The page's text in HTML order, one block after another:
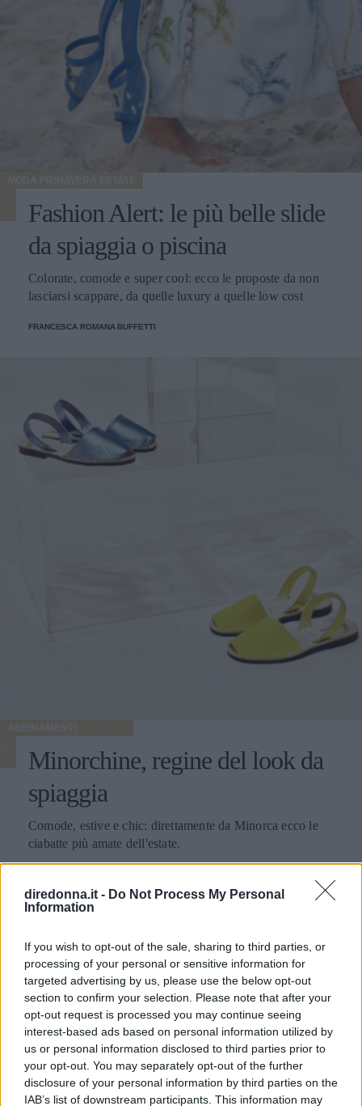
diredonna.it - Do Not Process My Personal
Information
If you wish to opt-out of the sale, sharing to third parties, or
processing of your personal or sensitive information for
targeted advertising by us, please use the below opt-out
section to confirm your selection. Please note that after your
opt-out request is processed you may continue seeing
interest-based ads based on personal information utilized by
us or personal information disclosed to third parties prior to
your opt-out. You may separately opt-out of the further
disclosure of your personal information by third parties on the
IAB’s list of downstream participants. This information may
MODA PRIMAVERA ESTATE
Fashion Alert: le più belle slide
da spiaggia o piscina
Colorate, comode e super cool: ecco le proposte da non
lasciarsi scappare, da quelle luxury a quelle low cost
FRANCESCA ROMANA BUFFETTI
ABBINAMENTI
Minorchine, regine del look da
spiaggia
Comode, estive e chic: direttamente da Minorca ecco le
ciabatte più amate dell'estate.